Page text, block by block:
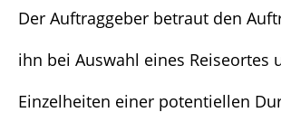
Der Auftraggeber betraut den
ihn bei Auswahl eines Reiseortes
Einzelheiten einer potentiellen